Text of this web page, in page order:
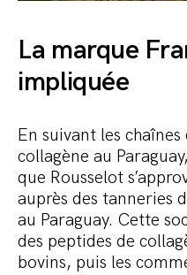
La marque
impliquée
En suivant les
collagène au
que Rousselot
auprès des tanneries
au Paraguay. Cette
des peptides de
bovins, puis les